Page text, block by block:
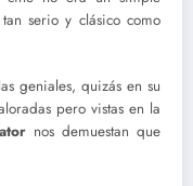
serio y clásico como
geniales, quizás en su
pero vistas en la
nos demuestan que